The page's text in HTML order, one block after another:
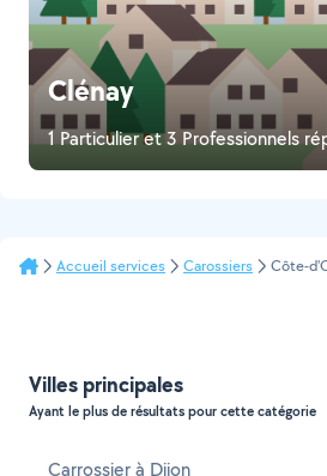
Clénay
1 Particulier et 3 Professionnels
Accueil services Carossiers Côte-
Villes principales
Ayant le plus de résultats pour cette catégorie
Carrossier à Dijon